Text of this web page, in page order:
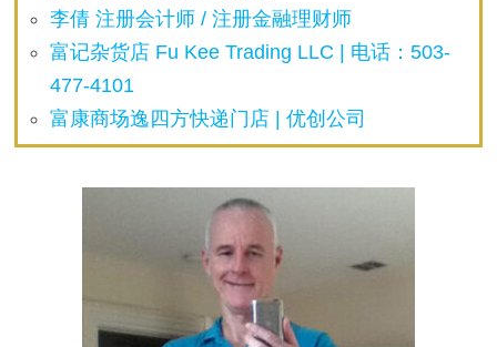
李倩 注册会计师 / 注册金融理财师
富记杂货店 Fu Kee Trading LLC | 电话：503-
477-4101
富康商场逸四方快递门店 | 优创公司